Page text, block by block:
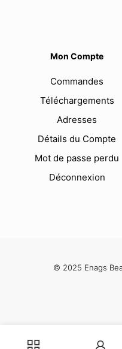
Mon Compte
Commandes
Téléchargements
Adresses
Détails du Compte
Mot de passe perdu
Déconnexion
© 2025 Enags